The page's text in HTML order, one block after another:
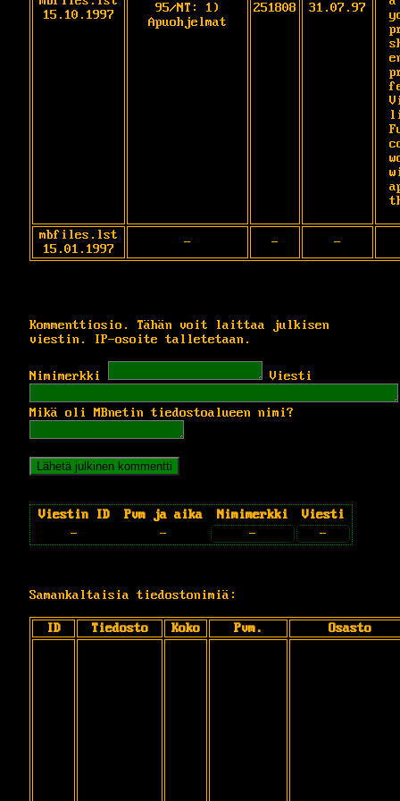
15.10.1997
95/NT: 1)
Apuohjelmat
251808 31.07.97
mbfiles.lst
15.01.1997
- - -
Kommenttiosio. Tähän voit laittaa julkisen
viestin. IP-osoite talletetaan.
Nimimerkki Viesti
Mikä oli MBnetin tiedostoalueen nimi?
Viestin ID Pvm ja aika Nimimerkki
Viesti
-
- - -
Samankaltaisia tiedostonimiä:
ID Tiedosto Koko Pvm. Osasto